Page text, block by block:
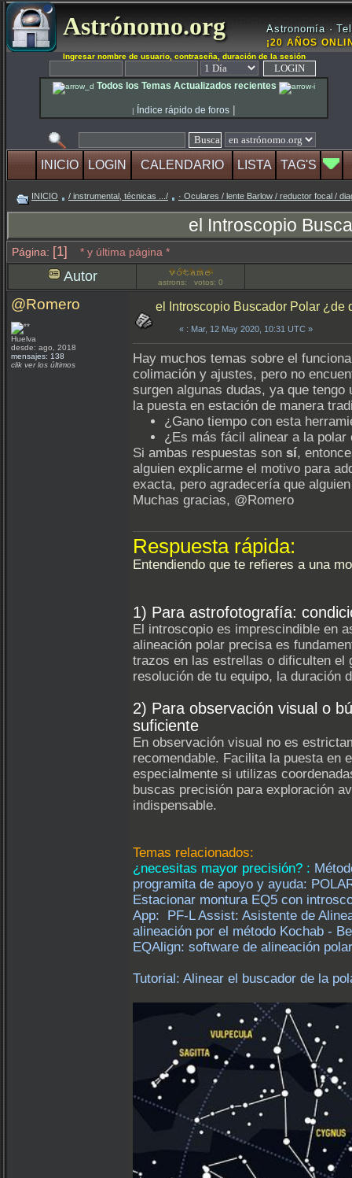
Astrónomo.org Astronomía ·
¡20 AÑOS
Ingresar nombre de usuario, contraseña, duración de la sesión
Todos los Temas Actualizados recientes
| Índice rápido de foros |
INICIO LOGIN CALENDARIO LISTA TAG'S
INICIO / instrumental, técnicas .../ · Oculares / lente Barlow / reductor focal /
el Introscopio
Página: [1] * y última página *
Autor astrons: votos: 0
@Romero
Huelva
desde: ago, 2018
mensajes: 138
clik ver los últimos
el Introscopio Buscador Polar ¿de
« : Mar, 12 May 2020, 10:31 UTC »
Hay muchos temas sobre el
colimación y ajustes, pero no
surgen algunas dudas, ya que
la puesta en estación de manera
¿Gano tiempo con esta
¿Es más fácil alinear a la polar
Si ambas respuestas son sí,
alguien explicarme el motivo para
exacta, pero agradecería que
Muchas gracias, @Romero
Respuesta rápida:
Entendiendo que te refieres a una
1) Para astrofotografía:
El introscopio es imprescindible en
alineación polar precisa es
trazos en las estrellas o dificulten el
resolución de tu equipo, la duración
2) Para observación visual o
suficiente
En observación visual no es
recomendable. Facilita la puesta en
especialmente si utilizas
buscas precisión para exploración
indispensable.
Temas relacionados:
¿necesitas mayor precisión? :
programita de apoyo y ayuda:
Estacionar montura EQ5 con
App: PF-L Assist: Asistente de
alineación por el método Kochab -
EQAlign: software de alineación
Tutorial: Alinear el buscador de la